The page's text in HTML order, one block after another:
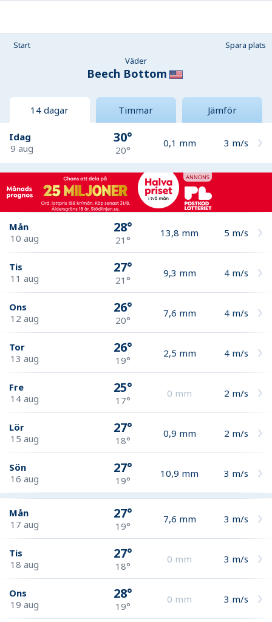
Start
Spara plats
Väder
Beech Bottom
14 dagar Timmar Jämför
Idag
9 aug
30°
20°
0,1 mm 3 m/s
Mån
10 aug
28°
21°
13,8 mm 5 m/s
Tis
11 aug
27°
21°
9,3 mm 4 m/s
Ons
12 aug
26°
20°
7,6 mm 4 m/s
Tor
13 aug
26°
19°
2,5 mm 4 m/s
Fre
14 aug
25°
17°
0 mm 2 m/s
Lör
15 aug
27°
18°
0,9 mm 2 m/s
Sön
16 aug
27°
19°
10,9 mm 3 m/s
Mån
17 aug
27°
19°
7,6 mm 3 m/s
Tis
18 aug
27°
18°
0 mm 3 m/s
Ons
19 aug
28°
19°
0 mm 3 m/s